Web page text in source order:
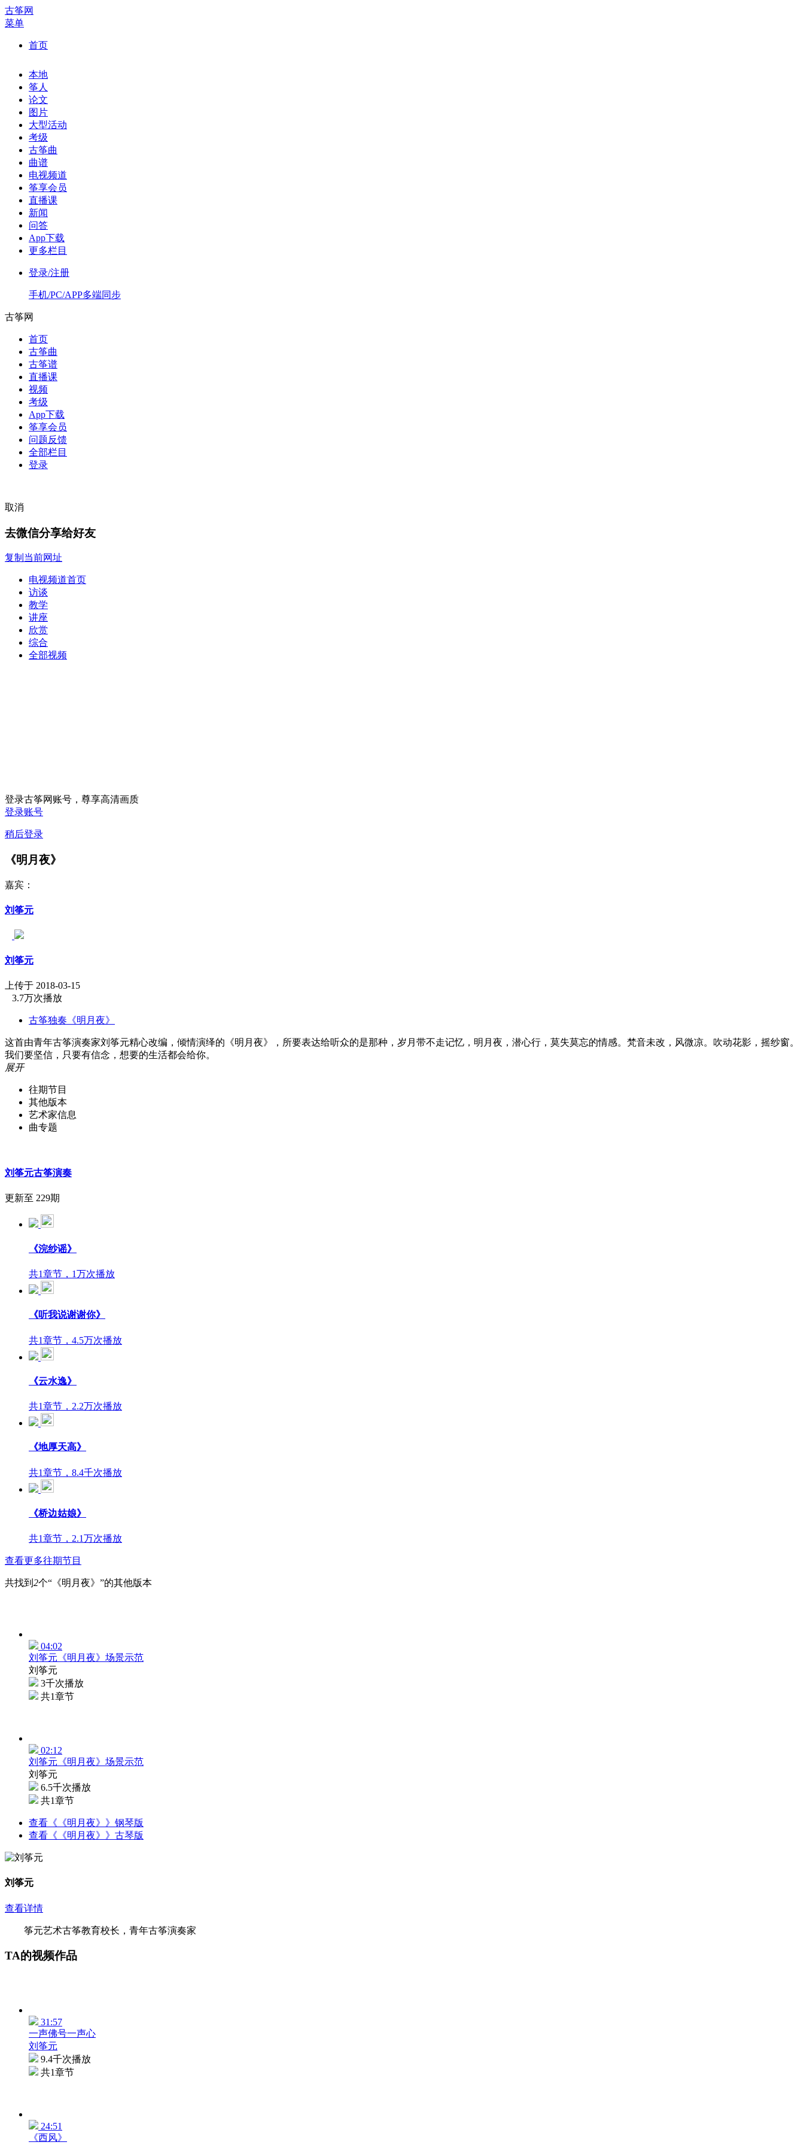
古筝网
菜单
首页
本地
筝人
论文
图片
大型活动
考级
古筝曲
曲谱
电视频道
筝享会员
直播课
新闻
问答
App下载
更多栏目
登录/注册
手机/PC/APP多端同步
古筝网
首页
古筝曲
古筝谱
直播课
视频
考级
App下载
筝享会员
问题反馈
全部栏目
登录
取消
去微信分享给好友
复制当前网址
电视频道首页
访谈
教学
讲座
欣赏
综合
全部视频
登录古筝网账号，尊享高清画质
登录账号
稍后登录
《明月夜》
嘉宾：
刘筝元
刘筝元
上传于 2018-03-15
3.7万次播放
古筝独奏《明月夜》
这首由青年古筝演奏家刘筝元精心改编，倾情演绎的《明月夜》，所要表达给听众的是那种，岁月带不走记忆，明月夜，潜心行，莫失莫忘的情感。梵音未改，风微凉。吹动花影，摇纱窗。
我们要坚信，只要有信念，想要的生活都会给你。
展开
往期节目
其他版本
艺术家信息
曲专题
刘筝元古筝演奏
更新至 229期
《浣纱谣》
共1章节，1万次播放
《听我说谢谢你》
共1章节，4.5万次播放
《云水逸》
共1章节，2.2万次播放
《地厚天高》
共1章节，8.4千次播放
《桥边姑娘》
共1章节，2.1万次播放
查看更多往期节目
共找到 2个“《明月夜》”的其他版本
04:02
刘筝元《明月夜》场景示范
刘筝元
3千次播放
共1章节
02:12
刘筝元《明月夜》场景示范
刘筝元
6.5千次播放
共1章节
查看《《明月夜》》钢琴版
查看《《明月夜》》古琴版
刘筝元
查看详情
筝元艺术古筝教育校长，青年古筝演奏家
TA的视频作品
31:57
一声佛号一声心
刘筝元
9.4千次播放
共1章节
24:51
《西风》